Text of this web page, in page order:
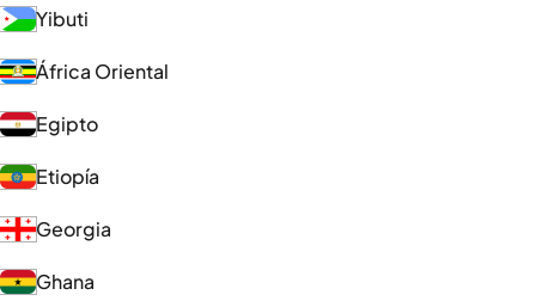
Yibuti
África Oriental
Egipto
Etiopía
Georgia
Ghana